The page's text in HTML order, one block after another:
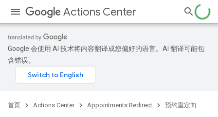
Actions Center
Google 会使用 AI 技术将内容翻译成您偏好的语言。AI 翻译可能包
含错误。
首页 Actions Center Appointments Redirect 预约重定向